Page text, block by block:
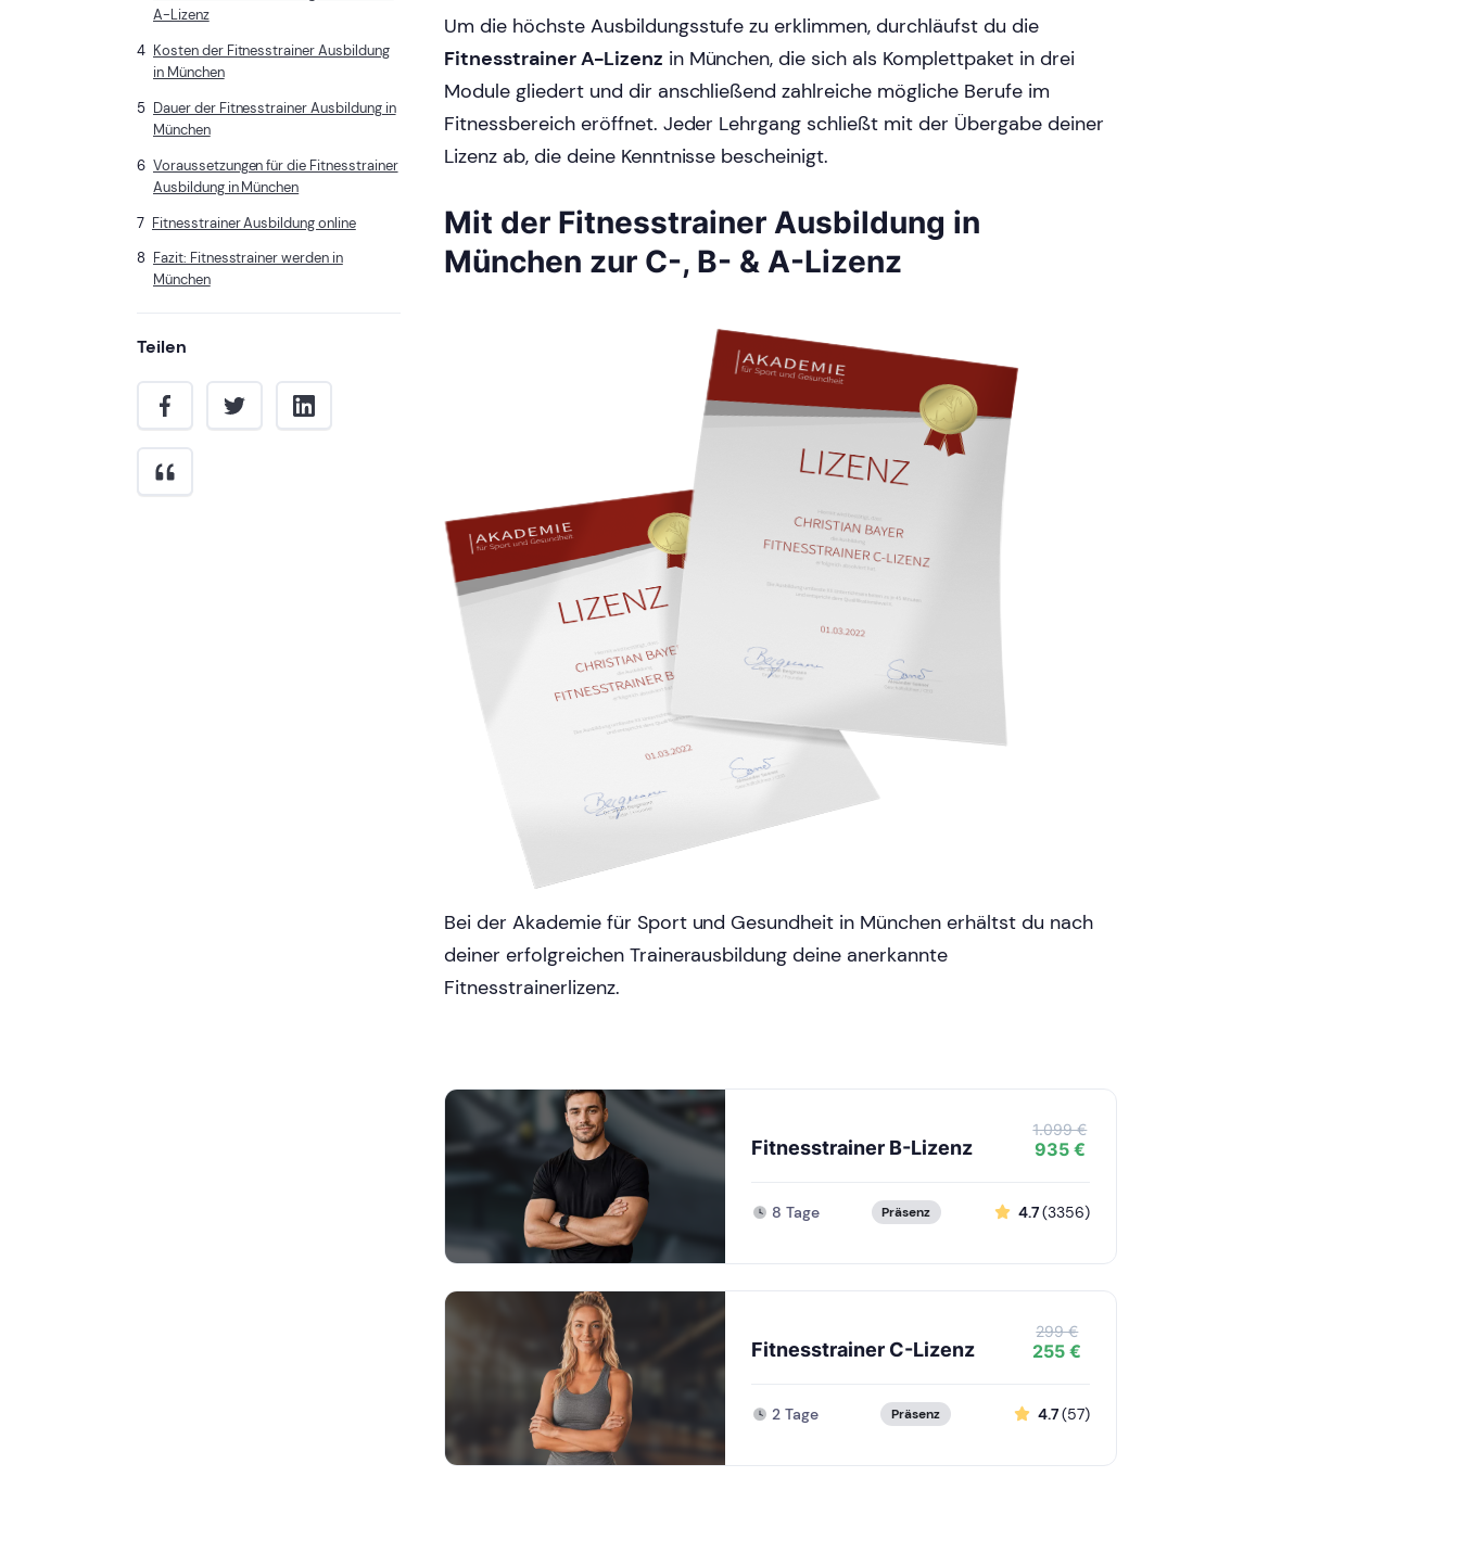
A-Lizenz
Kosten der Fitnesstrainer Ausbildung
in München
Dauer der Fitnesstrainer Ausbildung in
München
Voraussetzungen für die Fitnesstrainer
Ausbildung in München
Fitnesstrainer Ausbildung online
Fazit: Fitnesstrainer werden in
München
Teilen
Um die höchste Ausbildungsstufe zu erklimmen, durchläufst du die
Fitnesstrainer A-Lizenz in München, die sich als Komplettpaket in drei
Module gliedert und dir anschließend zahlreiche mögliche Berufe im
Fitnessbereich eröffnet. Jeder Lehrgang schließt mit der Übergabe deiner
Lizenz ab, die deine Kenntnisse bescheinigt.
Mit der Fitnesstrainer Ausbildung in
München zur C-, B- & A-Lizenz
Bei der Akademie für Sport und Gesundheit in München erhältst du nach
deiner erfolgreichen Trainerausbildung deine anerkannte
Fitnesstrainerlizenz.
Fitnesstrainer B-Lizenz
1.099 €
935 €
8 Tage Präsenz 4.7(3356)
Fitnesstrainer C-Lizenz
299 €
255 €
2 Tage Präsenz 4.7(57)